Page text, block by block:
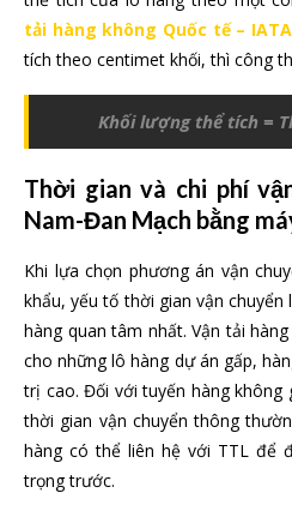
tải hàng không Quốc tế – IATA
tích theo centimet khối, thì công
Khối lượng thể tích =
Thời gian và chi phí
Nam-Đan Mạch bằng
Khi lựa chọn phương án vận
khẩu, yếu tố thời gian vận
hàng quan tâm nhất. Vận tải
cho những lô hàng dự án gấp,
trị cao. Đối với tuyến hàng không
thời gian vận chuyển thông
hàng có thể liên hệ với TTL để
trọng trước.